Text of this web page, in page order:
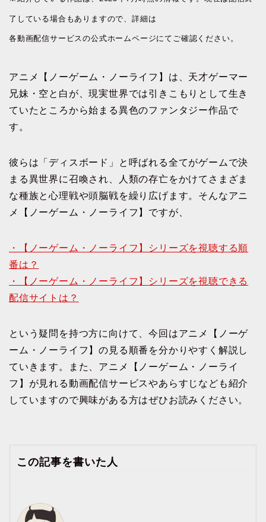
了している場合もありますので、詳細は
各動画配信サービスの公式ホームページにてご確認ください。
アニメ【ノーゲーム・ノーライフ】は、天才ゲーマー
兄妹・空と白が、現実世界では引きこもりとして生き
ていたところから始まる異色のファンタジー作品で
す。
彼らは「ディスボード」と呼ばれる全てがゲームで決
まる異世界に召喚され、人類の存亡をかけてさまざま
な種族と心理戦や頭脳戦を繰り広げます。そんなアニ
メ【ノーゲーム・ノーライフ】ですが、
・【ノーゲーム・ノーライフ】シリーズを視聴する順
番は？
・【ノーゲーム・ノーライフ】シリーズを視聴できる
配信サイトは？
という疑問を持つ方に向けて、今回はアニメ【ノーゲ
ーム・ノーライフ】の見る順番を分かりやすく解説し
ていきます。また、アニメ【ノーゲーム・ノーライ
フ】が見れる動画配信サービスやあらすじなども紹介
していますので興味がある方はぜひお読みください。
この記事を書いた人